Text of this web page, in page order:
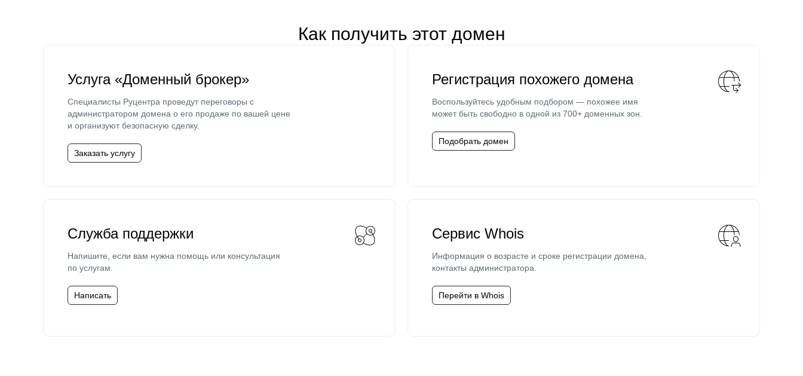
Как получить этот домен
Услуга «Доменный брокер»
Специалисты Руцентра проведут переговоры с
администратором домена о его продаже по вашей цене
и организуют безопасную сделку.
Заказать услугу
Регистрация похожего домена
Воспользуйтесь удобным подбором — похожее имя
может быть свободно в одной из 700+ доменных зон.
Подобрать домен
Служба поддержки
Напишите, если вам нужна помощь или консультация
по услугам.
Написать
Сервис Whois
Информация о возрасте и сроке регистрации домена,
контакты администратора.
Перейти в Whois